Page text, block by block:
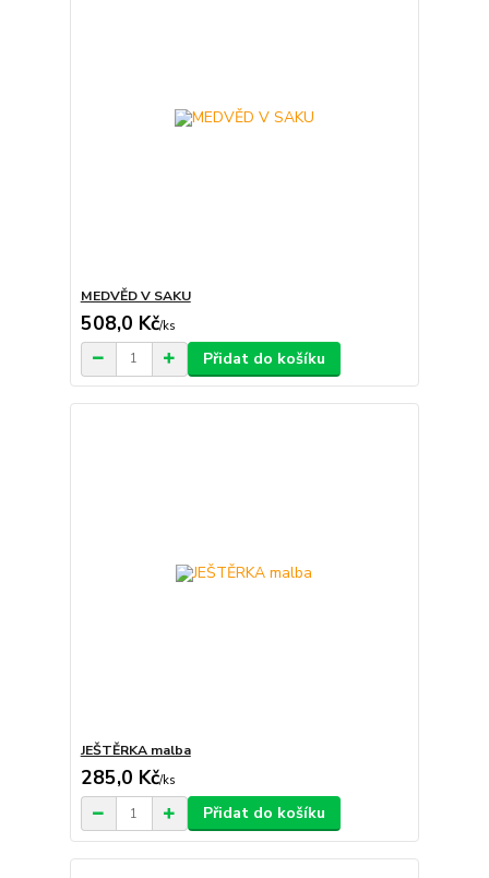
MEDVĚD V SAKU
508,0 Kč/ks
Přidat do košíku
JEŠTĚRKA malba
285,0 Kč/ks
Přidat do košíku